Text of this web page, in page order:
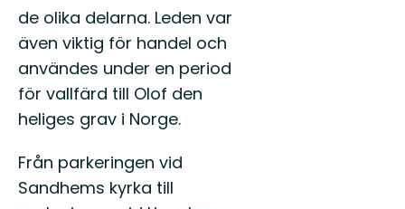
de olika delarna. Leden var
även viktig för handel och
användes under en period
för vallfärd till Olof den
heliges grav i Norge.
Från parkeringen vid
Sandhems kyrka till